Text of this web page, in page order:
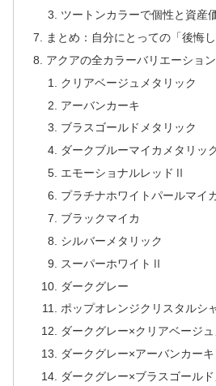
ツートンカラーで個性と資産
まとめ：自分にとっての「後悔
アクアの全カラーバリエーショ
クリアベージュメタリック
アーバンカーキ
ブラスゴールドメタリック
ダークブルーマイカメタリッ
エモーショナルレッドⅡ
プラチナホワイトパールマイ
ブラックマイカ
シルバーメタリック
スーパーホワイトⅡ
ダークグレー
ポップオレンジクリスタルシ
ダークグレー×クリアベージ
ダークグレー×アーバンカーキ
ダークグレー×ブラスゴール